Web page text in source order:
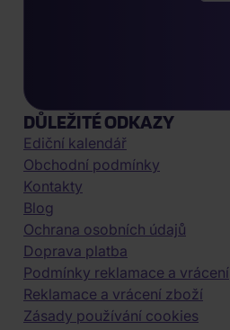
DŮLEŽITÉ ODKAZY
Ediční kalendář
Obchodní podmínky
Kontakty
Blog
Ochrana osobních údajů
Doprava platba
Podmínky reklamace a vrácení
Reklamace a vrácení zboží
Zásady používání cookies